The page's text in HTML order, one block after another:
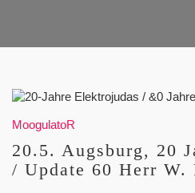
MoogulatoR
20.5. Augsburg, 20
/ Update 60 Herr W.